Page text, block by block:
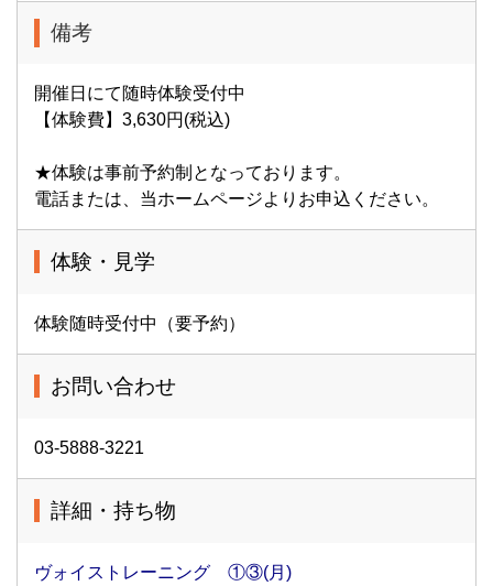
備考
開催日にて随時体験受付中
【体験費】3,630円(税込)
★体験は事前予約制となっております。
電話または、当ホームページよりお申込ください。
体験・見学
体験随時受付中（要予約）
お問い合わせ
03-5888-3221
詳細・持ち物
ヴォイストレーニング ①③(月)